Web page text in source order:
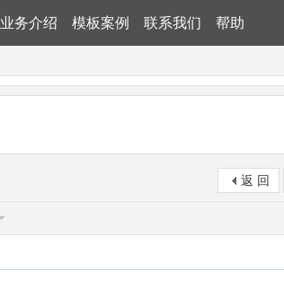
业务介绍 模板案例 联系我们 帮助
返 回